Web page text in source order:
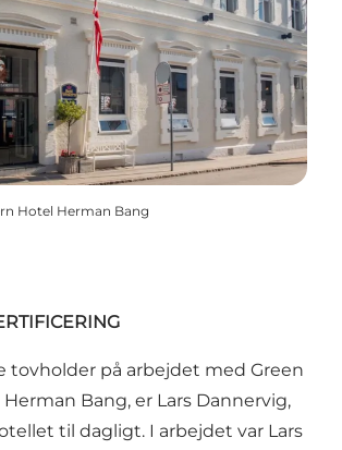
Hotel Herman Bang
tovholder på arbejdet med Green
Bang, er Lars Dannervig,
til dagligt. I arbejdet var Lars